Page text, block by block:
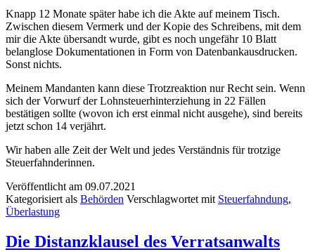
Knapp 12 Monate später habe ich die Akte auf meinem Tisch.
Zwischen diesem Vermerk und der Kopie des Schreibens, mit dem
mir die Akte übersandt wurde, gibt es noch ungefähr 10 Blatt
belanglose Dokumentationen in Form von Datenbankausdrucken.
Sonst nichts.
Meinem Mandanten kann diese Trotzreaktion nur Recht sein. Wenn
sich der Vorwurf der Lohnsteuerhinterziehung in 22 Fällen
bestätigen sollte (wovon ich erst einmal nicht ausgehe), sind bereits
jetzt schon 14 verjährt.
Wir haben alle Zeit der Welt und jedes Verständnis für trotzige
Steuerfahnderinnen.
Veröffentlicht am 09.07.2021
Kategorisiert als Behörden Verschlagwortet mit Steuerfahndung,
Überlastung
Die Distanzklausel des Verratsanwalts